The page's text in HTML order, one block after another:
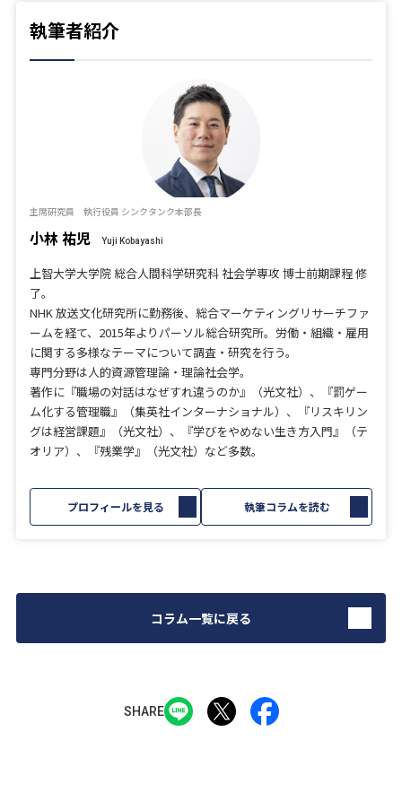
執筆者紹介
主席研究員 執行役員 シンクタンク本部長
小林 祐児 Yuji Kobayashi
上智大学大学院 総合人間科学研究科 社会学専攻 博士前期課程 修
了。
NHK 放送文化研究所に勤務後、総合マーケティングリサーチファ
ームを経て、2015年よりパーソル総合研究所。労働・組織・雇用
に関する多様なテーマについて調査・研究を行う。
専門分野は人的資源管理論・理論社会学。
著作に『職場の対話はなぜすれ違うのか』（光文社）、『罰ゲー
ム化する管理職』（集英社インターナショナル）、『リスキリン
グは経営課題』（光文社）、『学びをやめない生き方入門』（テ
オリア）、『残業学』（光文社）など多数。
プロフィールを見る 執筆コラムを読む
コラム一覧に戻る
SHARE